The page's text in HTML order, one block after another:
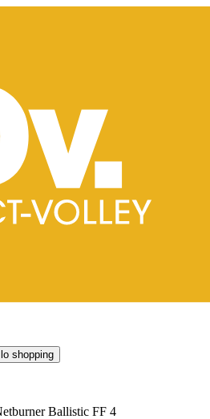
shopping
Ballistic FF 4